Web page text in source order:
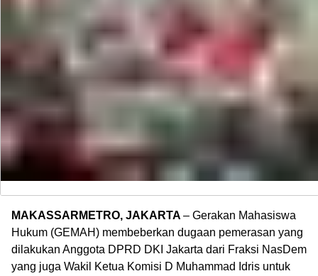
MAKASSARMETRO, JAKARTA – Gerakan Mahasiswa
Hukum (GEMAH) membeberkan dugaan pemerasan yang
dilakukan Anggota DPRD DKI Jakarta dari Fraksi NasDem
yang juga Wakil Ketua Komisi D Muhammad Idris untuk